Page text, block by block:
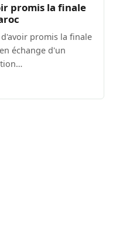
promis la finale
promis la finale
échange d'un